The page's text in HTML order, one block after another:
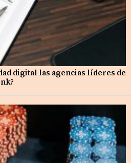
digital las agencias líderes de